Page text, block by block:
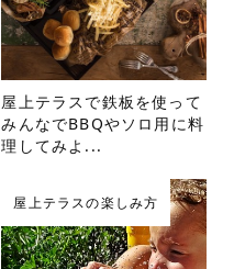
屋上テラスで鉄板を使って
みんなでBBQやソロ用に料
理してみよ...
屋上テラスの楽しみ方